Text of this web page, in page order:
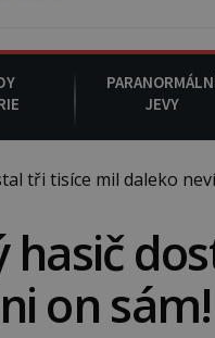
JEVY
tři tisíce mil daleko
hasič
on sám!